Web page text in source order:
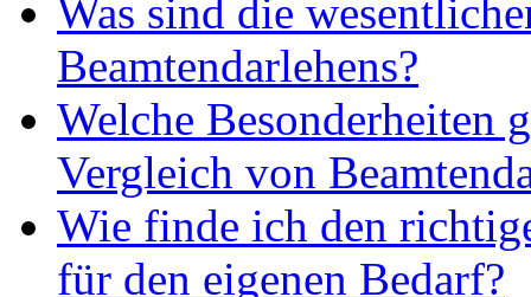
Was sind die
Beamtendarlehens?
Welche Besonderheiten
Vergleich von
Wie finde ich den
für den eigenen Bedarf?